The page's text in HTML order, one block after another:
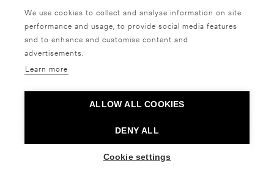
We use cookies to collect and analyse information on site
performance and usage, to provide social media features
and to enhance and customise content and
advertisements.
Learn more
ALLOW ALL COOKIES
DENY ALL
Cookie settings
Tillgänglighetsutlåtande